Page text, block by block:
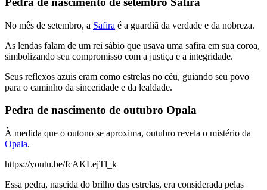
No mês de setembro, a Safira é a guardiã da verdade e da nobreza.
As lendas falam de um rei sábio que usava uma safira em sua coroa,
simbolizando seu compromisso com a justiça e a integridade.
Seus reflexos azuis eram como estrelas no céu, guiando seu povo
para o caminho da sinceridade e da lealdade.
Pedra de nascimento de outubro Opala
À medida que o outono se aproxima, outubro revela o mistério da
Opala.
https://youtu.be/fcAKLejTl_k
Essa pedra, nascida do brilho das estrelas, era considerada pelas